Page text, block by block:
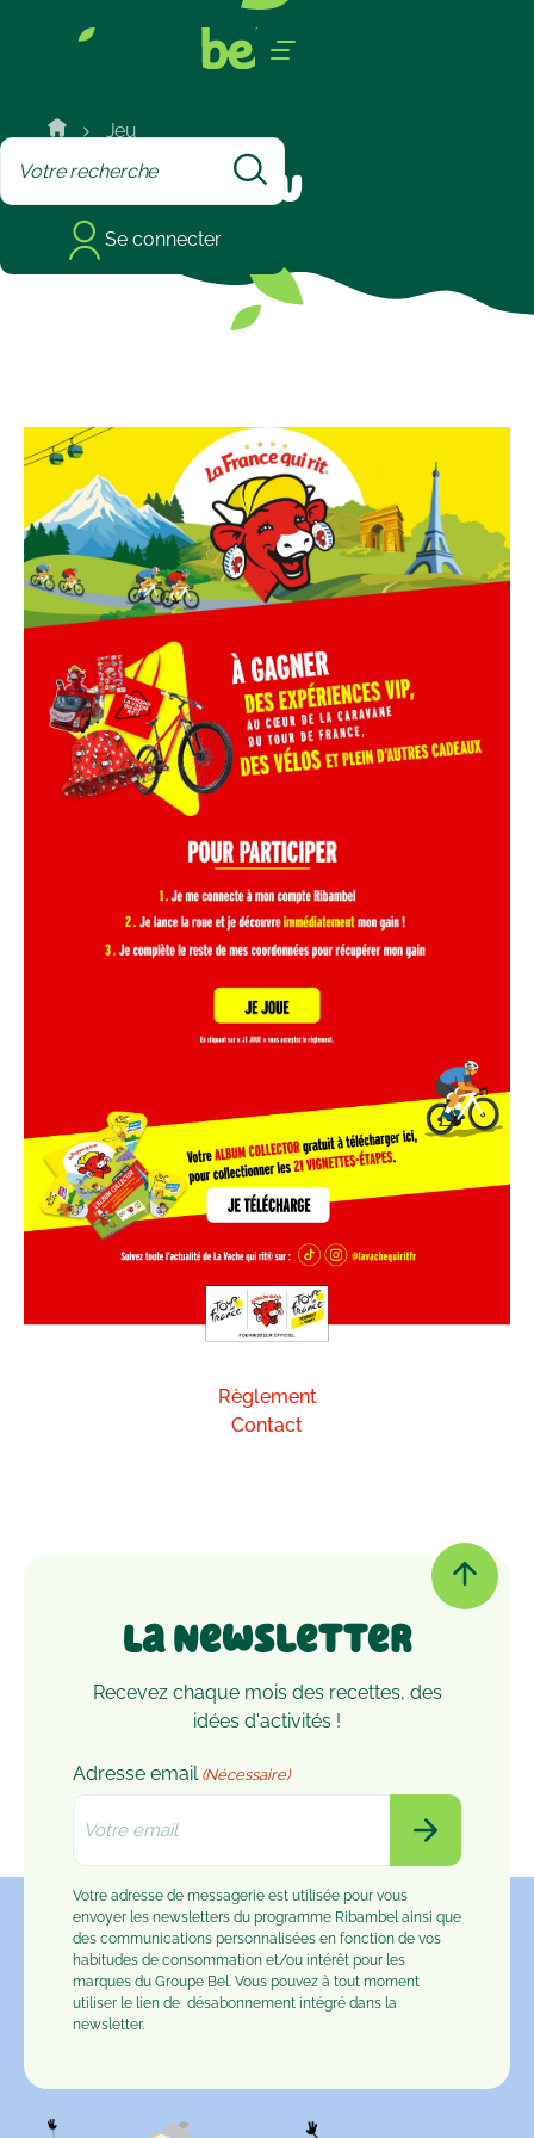
Se connecter
Jeu
Jeu
Règlement
Contact
La Newsletter
Recevez chaque mois des recettes, des
idées d'activités !
Adresse email (Nécessaire)
Votre adresse de messagerie est utilisée pour vous
envoyer les newsletters du programme Ribambel ainsi que
des communications personnalisées en fonction de vos
habitudes de consommation et/ou intérêt pour les
marques du Groupe Bel. Vous pouvez à tout moment
utiliser le lien de désabonnement intégré dans la
newsletter.
Cookies management panel